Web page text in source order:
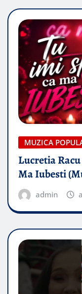
MUZICA
Lucretia
Ma Iubesti
admin